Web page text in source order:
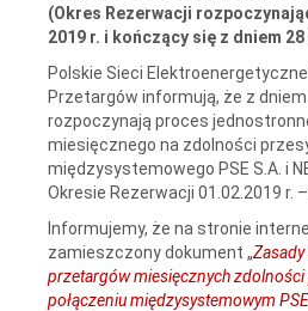
(Okres Rezerwacji
2019 r. i kończący się z dniem
Polskie Sieci Elektroenergetyczne
Przetargów informują, że z dniem
rozpoczynają proces
miesięcznego na zdolności
międzysystemowego PSE S.A. i
Okresie Rezerwacji 01.02.2019 r.
Informujemy, że na stronie
zamieszczony dokument „
przetargów miesięcznych zdolności
połączeniu międzysystemowym